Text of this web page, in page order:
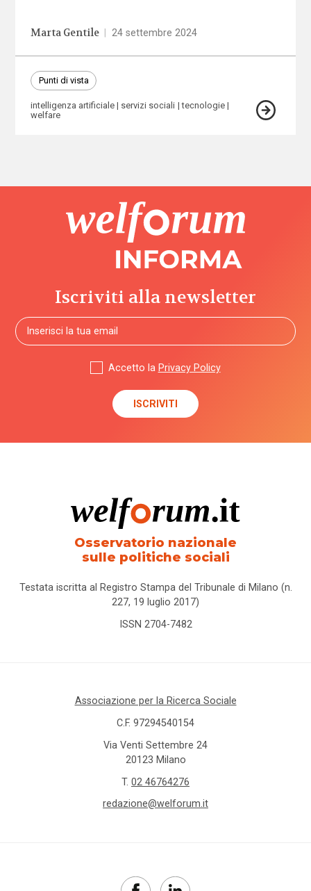
Marta Gentile 24 settembre 2024
Punti di vista
intelligenza artificiale servizi sociali
tecnologie
welfare
Iscriviti alla newsletter
Accetto la Privacy Policy
Osservatorio nazionale
sulle politiche sociali
Testata iscritta al Registro Stampa del Tribunale di Milano (n.
227, 19 luglio 2017)
ISSN 2704-7482
Associazione per la Ricerca Sociale
C.F. 97294540154
Via Venti Settembre 24
20123 Milano
T. 02 46764276
redazione@welforum.it